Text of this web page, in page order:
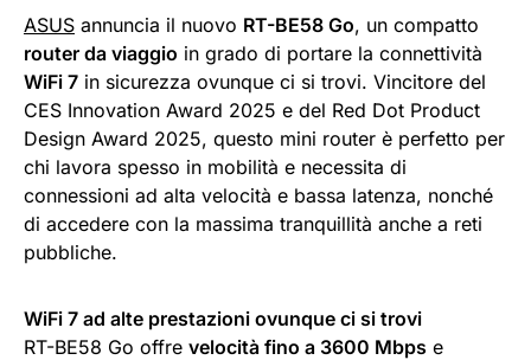
ASUS annuncia il nuovo RT-BE58 Go, un compatto
router da viaggio in grado di portare la connettività
WiFi 7 in sicurezza ovunque ci si trovi. Vincitore del
CES Innovation Award 2025 e del Red Dot Product
Design Award 2025, questo mini router è perfetto per
chi lavora spesso in mobilità e necessita di
connessioni ad alta velocità e bassa latenza, nonché
di accedere con la massima tranquillità anche a reti
pubbliche.
WiFi 7 ad alte prestazioni ovunque ci si trovi
RT-BE58 Go offre velocità fino a 3600 Mbps e